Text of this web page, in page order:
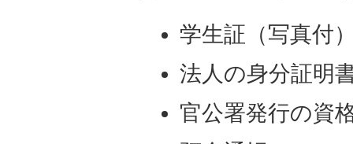
学生証（写真付
法人の身分証明
官公署発行の資